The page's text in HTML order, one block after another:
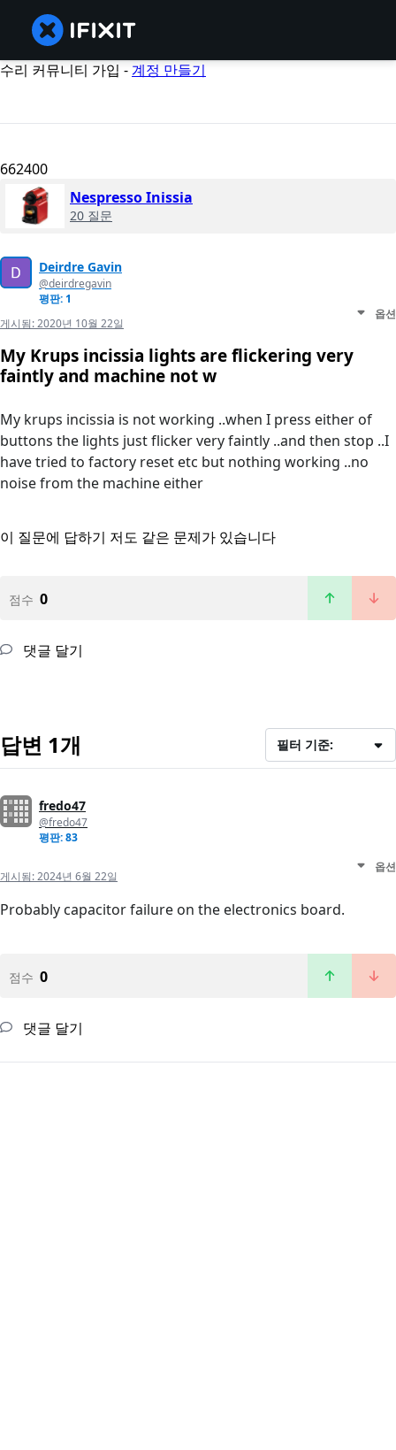
수리 커뮤니티 가입 -계정 만들기
662400
Nespresso Inissia
20 질문
Deirdre Gavin
@deirdregavin
평판: 1
게시됨:2020년 10월 22일
옵션
My Krups incissia lights are flickering very
faintly and machine not w
My krups incissia is not working ..when I press either of
buttons the lights just flicker very faintly ..and then stop ..I
have tried to factory reset etc but nothing working ..no
noise from the machine either
이 질문에 답하기 저도 같은 문제가 있습니다
점수 0
댓글 달기
답변 1개 필터 기준:
fredo47
@fredo47
평판: 83
게시됨:2024년 6월 22일
옵션
Probably capacitor failure on the electronics board.
점수 0
댓글 달기